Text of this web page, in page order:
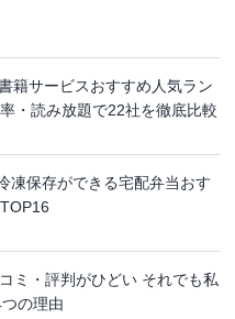
籍サービスおすすめ人気ラン
・読み放題で22社を徹底比較
凍保存ができる宅配弁当おす
ミ・評判がひどい それでも私
の理由